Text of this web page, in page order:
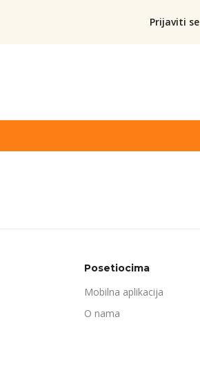
Prijaviti se
Posetiocima
Mobilna aplikacija
O nama